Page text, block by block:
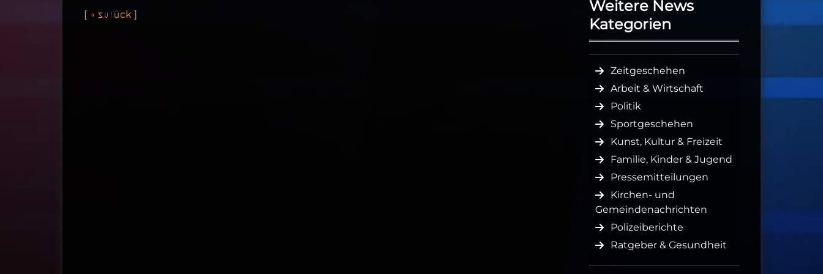
[ ← zu rück ]
Weitere News
Kategorien
Zeitgeschehen
Arbeit & Wirtschaft
Politik
Sportgeschehen
Kunst, Kultur & Freizeit
Familie, Kinder & Jugend
Pressemitteilungen
Kirchen- und
Gemeindenachrichten
Polizeiberichte
Ratgeber & Gesundheit